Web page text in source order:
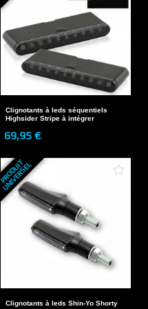
Clignotants à leds séquentiels
Highsider Stripe à intégrer
69,95 €
P
R
O
D
U
I
T
U
N
I
V
E
R
S
E
L
Clignotants à leds Shin-Yo Shorty